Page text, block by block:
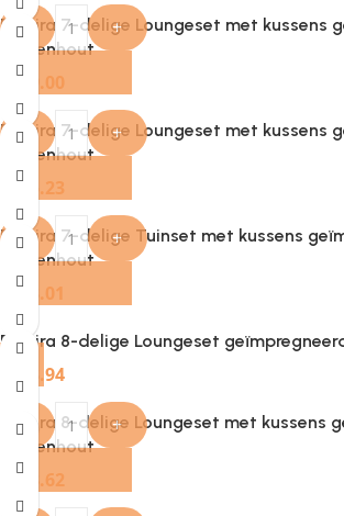
+
Provira 7-delige Loungeset met kussens
grenenhout
579.00
+
Provira 7-delige Loungeset met kussens
grenenhout
535.23
+
Provira 7-delige Tuinset met kussens
grenenhout
673.01
Provira 8-delige Loungeset
463.94
+
Provira 8-delige Loungeset met kussens
grenenhout
733.62